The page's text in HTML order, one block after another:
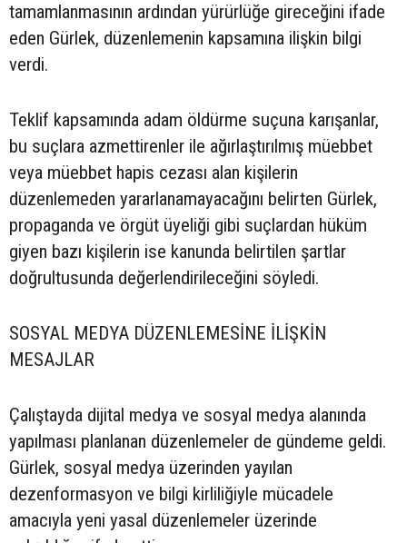
tamamlanmasının ardından yürürlüğe gireceğini ifade
eden Gürlek, düzenlemenin kapsamına ilişkin bilgi
verdi.
Teklif kapsamında adam öldürme suçuna karışanlar,
bu suçlara azmettirenler ile ağırlaştırılmış müebbet
veya müebbet hapis cezası alan kişilerin
düzenlemeden yararlanamayacağını belirten Gürlek,
propaganda ve örgüt üyeliği gibi suçlardan hüküm
giyen bazı kişilerin ise kanunda belirtilen şartlar
doğrultusunda değerlendirileceğini söyledi.
SOSYAL MEDYA DÜZENLEMESİNE İLİŞKİN
MESAJLAR
Çalıştayda dijital medya ve sosyal medya alanında
yapılması planlanan düzenlemeler de gündeme geldi.
Gürlek, sosyal medya üzerinden yayılan
dezenformasyon ve bilgi kirliliğiyle mücadele
amacıyla yeni yasal düzenlemeler üzerinde